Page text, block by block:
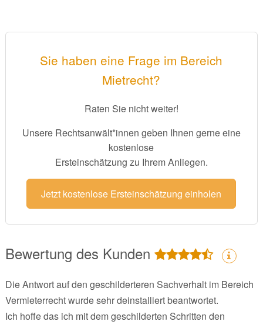
Sie haben eine Frage im Bereich
Mietrecht?
Raten Sie nicht weiter!
Unsere Rechtsanwält*innen geben Ihnen gerne eine
kostenlose
Ersteinschätzung zu Ihrem Anliegen.
Jetzt kostenlose Ersteinschätzung einholen
Bewertung des Kunden
Die Antwort auf den geschilderteren Sachverhalt im Bereich
Vermieterrecht wurde sehr deinstalliert beantwortet.
Ich hoffe das ich mit dem geschilderten Schritten den